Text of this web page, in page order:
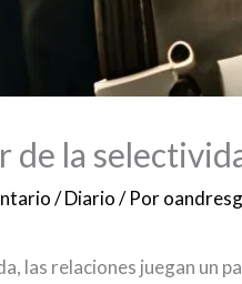
de la
/Diario/ Por
las relaciones juegan un